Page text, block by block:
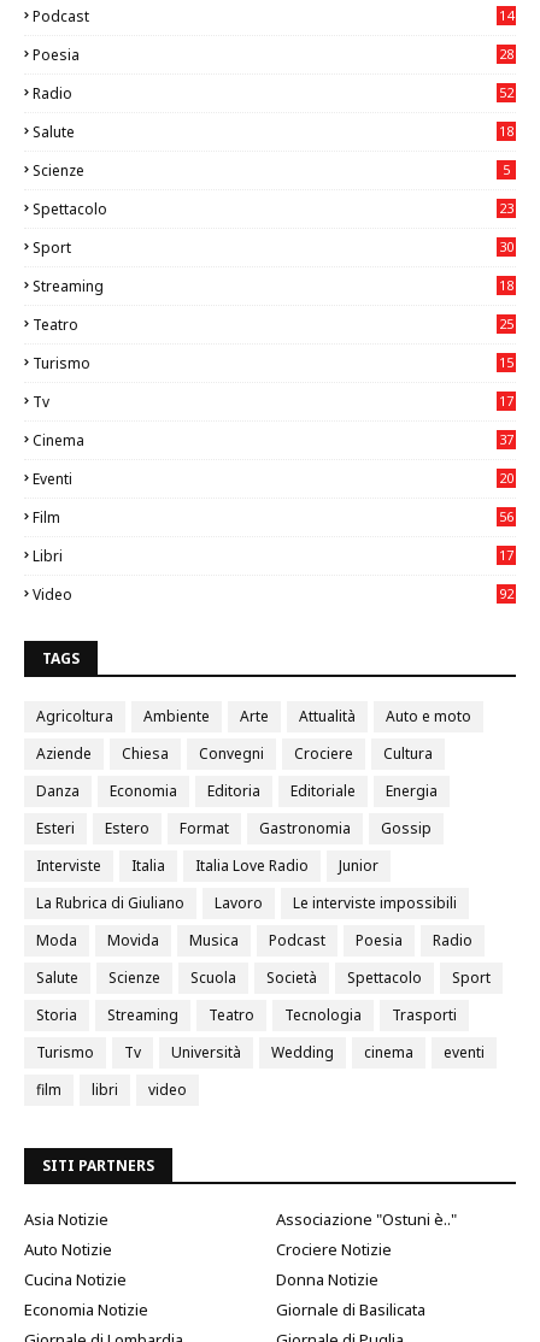
Podcast 14
Poesia 28
Radio 52
Salute
18
Scienze 5
Spettacolo 23
Sport
30
Streaming 18
Teatro
25
Turismo
15
Tv
17
Cinema
37
Eventi
20
Film
56
Libri
17
Video
92
TAGS
Agricoltura Ambiente Arte Attualità
Auto e moto
Aziende
Chiesa Convegni Crociere
Cultura
Danza
Economia Editoria Editoriale
Energia
Esteri
Estero Format Gastronomia
Gossip
Interviste
Italia Italia Love Radio
Junior
La Rubrica di Giuliano
Lavoro
Le interviste impossibili
Moda
Movida Musica Podcast Poesia
Radio
Salute
Scienze Scuola Società Spettacolo
Sport
Storia
Streaming Teatro Tecnologia
Trasporti
Turismo
Tv Università Wedding cinema
eventi
film
libri video
SITI PARTNERS
Asia Notizie
Associazione "Ostuni è.."
Auto Notizie
Crociere Notizie
Cucina Notizie
Donna Notizie
Economia Notizie
Giornale di Basilicata